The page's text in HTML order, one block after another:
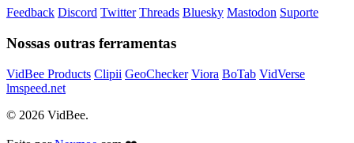
Feedback Discord Twitter Threads Bluesky Mastodon Suporte
Nossas outras ferramentas
VidBee Products Clipii GeoChecker Viora BoTab VidVerse
lmspeed.net
© 2026 VidBee.